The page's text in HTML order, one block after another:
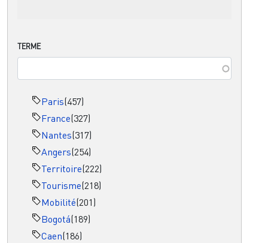
TERME
Paris(457)
France(327)
Nantes(317)
Angers(254)
Territoire(222)
Tourisme(218)
Mobilité(201)
Bogotá(189)
Caen(186)